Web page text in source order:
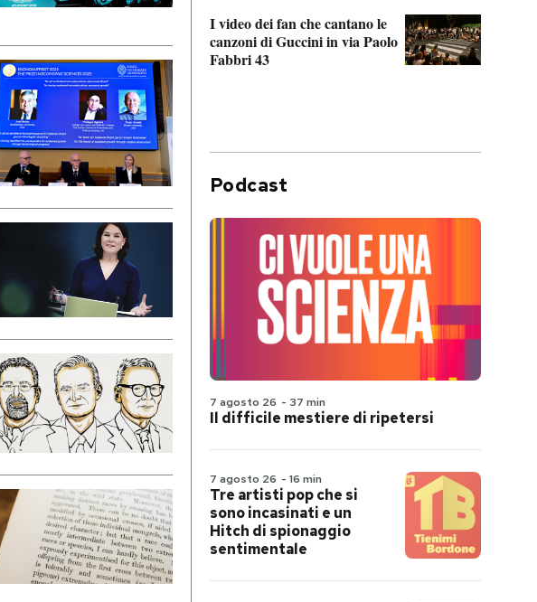
I video dei fan che cantano le
canzoni di Guccini in via Paolo
Fabbri 43
Podcast
7 agosto 26 - 37 min
Il difficile mestiere di ripetersi
7 agosto 26 - 16 min
Tre artisti pop che si
sono incasinati e un
Hitch di spionaggio
sentimentale